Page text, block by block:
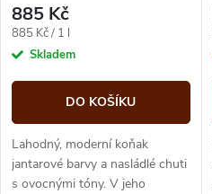
885 Kč
Měrná
cena:
885 Kč / 1 l
Skladem
DO KOŠÍKU
Lahodný, moderní koňak
jantarové barvy a nasládlé chuti
s ovocnými tóny. V jeho